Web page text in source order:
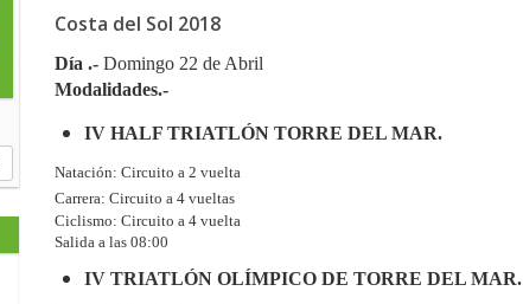
Costa del Sol 2018
Día .- Domingo 22 de Abril
Modalidades.-
IV HALF TRIATLÓN TORRE DEL MAR.
Natación: Circuito a 2 vuelta
Carrera: Circuito a 4 vueltas
Ciclismo: Circuito a 4 vuelta
Salida a las 08:00
IV TRIATLÓN OLÍMPICO DE TORRE DEL MAR.